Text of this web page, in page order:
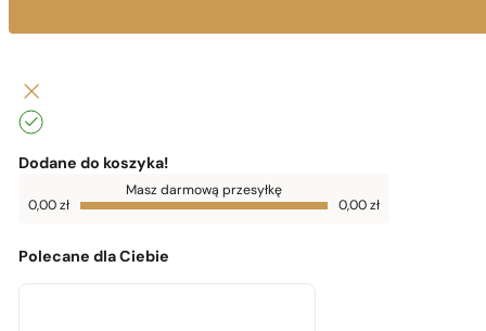
Dodane do koszyka!
Do
darmowej
0,00 zł
Masz darmową przesyłkę
0,00zł 0,00 zł
Polecane dla Ciebie